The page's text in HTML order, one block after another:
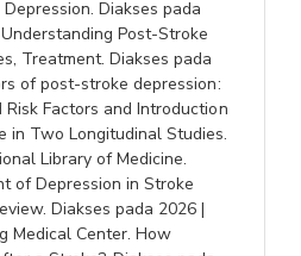
Diakses pada
Post-Stroke
Treatment. Diakses pada
of post-stroke depression:
Factors and Introduction
in Two Longitudinal Studies.
Library of Medicine.
of Depression in Stroke
Diakses pada 2026 |
Medical Center. How